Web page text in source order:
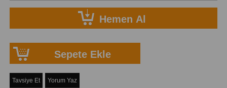
Tavsiye Et Yorum Yaz